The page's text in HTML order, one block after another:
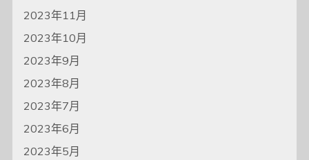
2023年11月
2023年10月
2023年9月
2023年8月
2023年7月
2023年6月
2023年5月